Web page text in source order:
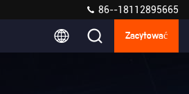
86--18112895665
Zacytować